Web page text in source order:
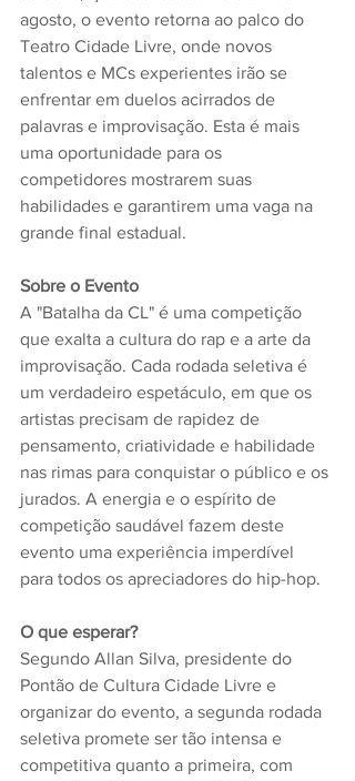
agosto, o evento retorna ao palco do
Teatro Cidade Livre, onde novos
talentos e MCs experientes irão se
enfrentar em duelos acirrados de
palavras e improvisação. Esta é mais
uma oportunidade para os
competidores mostrarem suas
habilidades e garantirem uma vaga na
grande final estadual.
Sobre o Evento
A "Batalha da CL" é uma competição
que exalta a cultura do rap e a arte da
improvisação. Cada rodada seletiva é
um verdadeiro espetáculo, em que os
artistas precisam de rapidez de
pensamento, criatividade e habilidade
nas rimas para conquistar o público e os
jurados. A energia e o espírito de
competição saudável fazem deste
evento uma experiência imperdível
para todos os apreciadores do hip-hop.
O que esperar?
Segundo Allan Silva, presidente do
Pontão de Cultura Cidade Livre e
organizar do evento, a segunda rodada
seletiva promete ser tão intensa e
competitiva quanto a primeira, com